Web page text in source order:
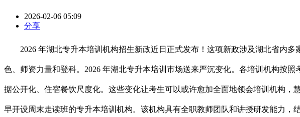
2026-02-06 05:09
分享
2026 年湖北专升本培训机构招生新政近日正式发布！这项新政涉及湖北省内多
色、师资力量和登科。2026 年湖北专升本培训市场送来严沉变化。各培训机构按
据公开化、住宿餐饮尺度化。这些变化让考生可以或许愈加全面地领会培训机构
早开设周末走读班的专升本培训机构。该机构具有全职教师团队和讲授研发能力，